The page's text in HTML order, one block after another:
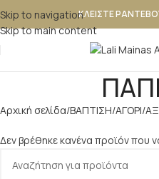
Skip to navigation
Skip to main content
ΚΛΕΙΣΤΕ
Αρχική σελίδα ΒΑΠΤΙΣΗ ΑΓΟΡΙ
Δεν βρέθηκε κανένα προϊόν που